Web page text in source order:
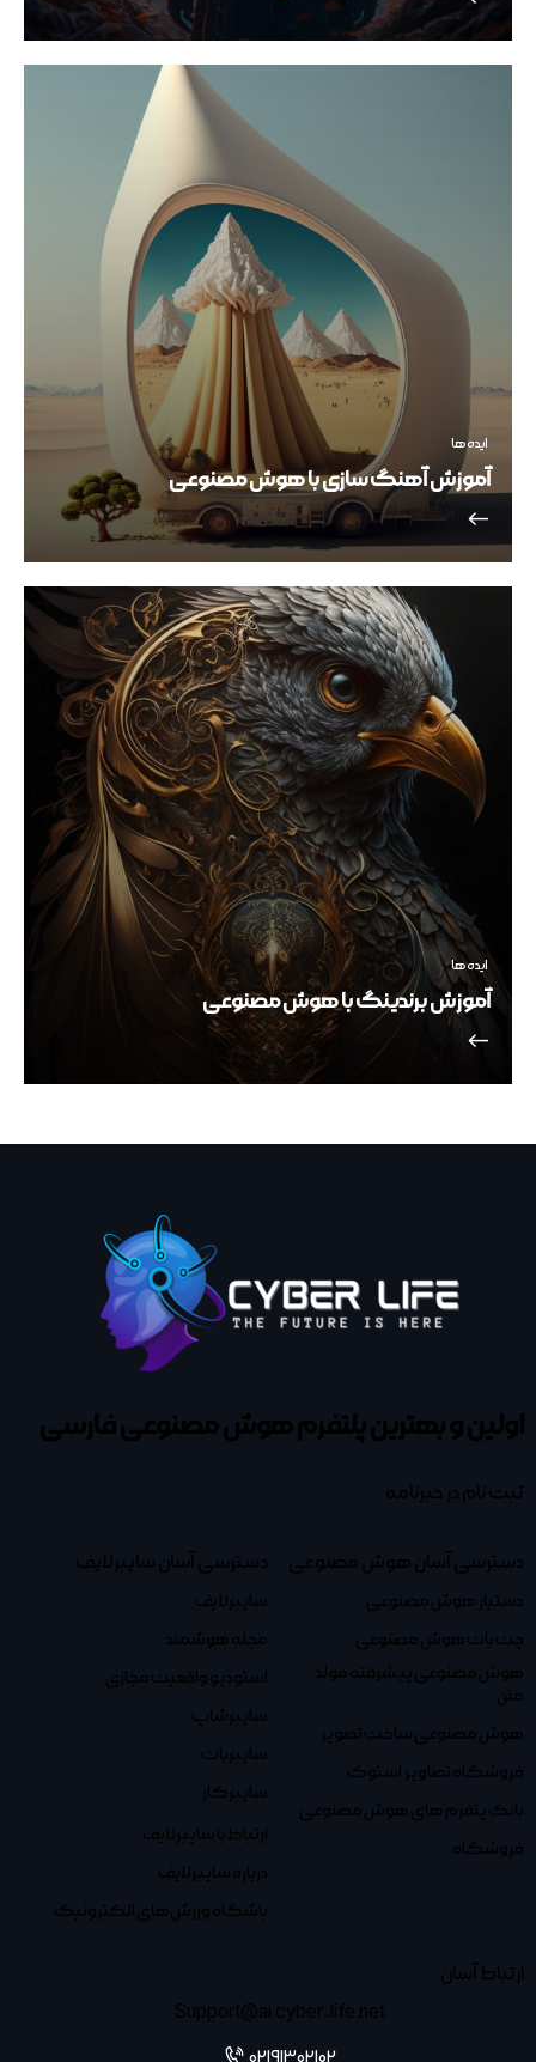
ایده ها
آموزش آهنگ سازی با هوش مصنوعی
ایده ها
آموزش برندینگ با هوش مصنوعی
اولین و بهترین پلتفرمهوش مصنوعی فارسی
ثبت نام در خبرنامه
دسترسی آسان هوش مصنوعی
دستیار هوش مصنوعی
چت بات هوش مصنوعی
هوش مصنوعی پیشرفته مولد
متن
هوش مصنوعی ساخت تصویر
فروشگاه تصاویر استوک
بانک پتفرم های هوش مصنوعی
فروشگاه
دسترسی آسان سایبرلایف
سایبرلایف
مجله هوشمند
استودیو واقعیت مجازی
سایبرشاپ
سایبربات
سایبرکار
ارتباط با سایبرلایف
درباره سایبرلایف
باشگاه ورزش‌های الکترونیک
ارتباط آسان
Support@ai.cyber-life.net
02191302102